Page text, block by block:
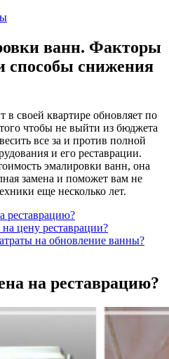
ванн. Факторы
способы снижения
своей квартире обновляет по
чтобы не выйти из бюджета
все за и против полной
и его реставрации.
эмалировки ванн, она
замена и поможет вам не
еще несколько лет.
реставрацию?
цену реставрации?
на обновление ванны?
на реставрацию?